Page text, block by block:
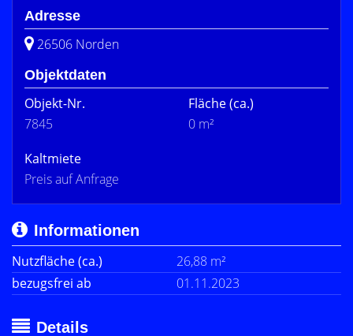
Adresse
26506 Norden
Objektdaten
Objekt-Nr.
7845
Fläche(ca.)
0 m²
Kaltmiete
Preis auf Anfrage
Informationen
Nutzfläche (ca.)
26,88 m²
bezugsfrei ab
01.11.2023
Details